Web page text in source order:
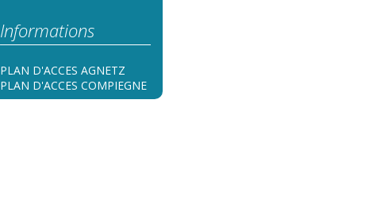
Informations
PLAN D'ACCES AGNETZ
PLAN D'ACCES COMPIEGNE